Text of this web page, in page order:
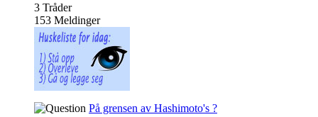
3 Tråder
153 Meldinger
På grensen av Hashimoto's ?